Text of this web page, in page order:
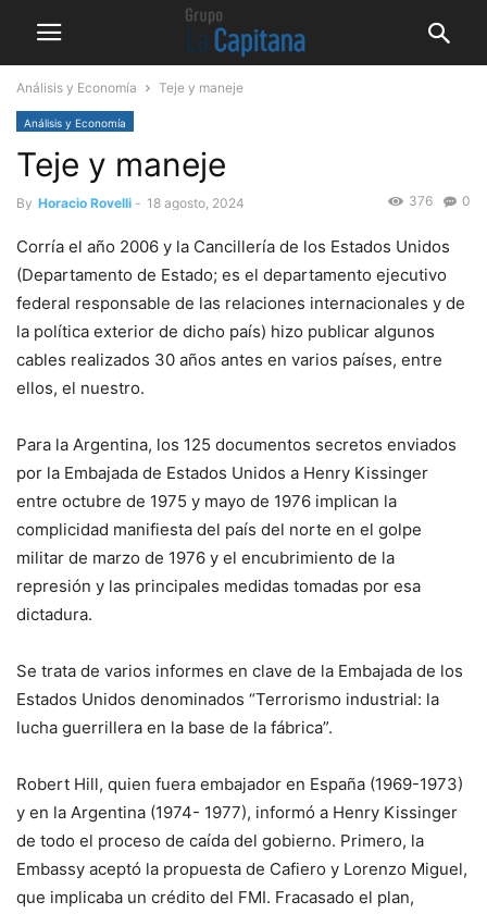
Análisis y Economía Teje y maneje
Análisis y Economía
Teje y maneje
By Horacio Rovelli - 18 agosto, 2024 0
376
Corría el año 2006 y la Cancillería de los Estados Unidos
(Departamento de Estado; es el departamento ejecutivo
federal responsable de las relaciones internacionales y de
la política exterior de dicho país) hizo publicar algunos
cables realizados 30 años antes en varios países, entre
ellos, el nuestro.
Para la Argentina, los 125 documentos secretos enviados
por la Embajada de Estados Unidos a Henry Kissinger
entre octubre de 1975 y mayo de 1976 implican la
complicidad manifiesta del país del norte en el golpe
militar de marzo de 1976 y el encubrimiento de la
represión y las principales medidas tomadas por esa
dictadura.
Se trata de varios informes en clave de la Embajada de los
Estados Unidos denominados “Terrorismo industrial: la
lucha guerrillera en la base de la fábrica”.
Robert Hill, quien fuera embajador en España (1969-1973)
y en la Argentina (1974- 1977), informó a Henry Kissinger
de todo el proceso de caída del gobierno. Primero, la
Embassy aceptó la propuesta de Cafiero y Lorenzo Miguel,
que implicaba un crédito del FMI. Fracasado el plan,